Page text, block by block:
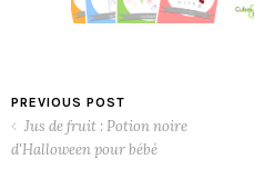
PREVIOUS POST
Jus de fruit : Potion noire
d'Halloween pour bébé